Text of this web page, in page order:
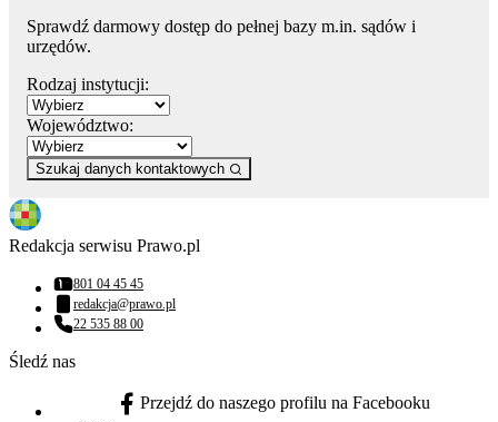
Sprawdź darmowy dostęp do pełnej bazy m.in. sądów i
urzędów.
Rodzaj instytucji:
Województwo:
Szukaj danych kontaktowych
Redakcja serwisu Prawo.pl
Numer telefonu:
801 04 45 45
Adres email:
redakcja@prawo.pl
Numer telefonu:
22 535 88 00
Śledź nas
facebook - otwiera się w nowej karcie
Przejdź do naszego profilu na Facebooku